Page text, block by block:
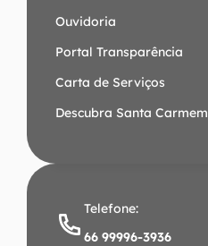
Ouvidoria
Portal Transparência
Carta de Serviços
Descubra Santa Carmem
Telefone:
66 99996-3936